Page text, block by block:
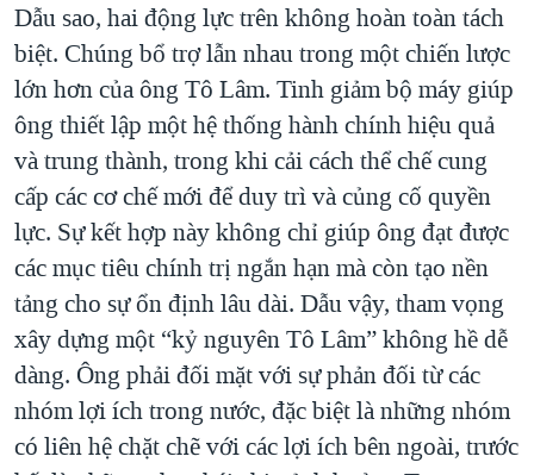
Dẫu sao, hai động lực trên không hoàn toàn tách
biệt. Chúng bổ trợ lẫn nhau trong một chiến lược
lớn hơn của ông Tô Lâm. Tinh giảm bộ máy giúp
ông thiết lập một hệ thống hành chính hiệu quả
và trung thành, trong khi cải cách thể chế cung
cấp các cơ chế mới để duy trì và củng cố quyền
lực. Sự kết hợp này không chỉ giúp ông đạt được
các mục tiêu chính trị ngắn hạn mà còn tạo nền
tảng cho sự ổn định lâu dài. Dẫu vậy, tham vọng
xây dựng một “kỷ nguyên Tô Lâm” không hề dễ
dàng. Ông phải đối mặt với sự phản đối từ các
nhóm lợi ích trong nước, đặc biệt là những nhóm
có liên hệ chặt chẽ với các lợi ích bên ngoài, trước